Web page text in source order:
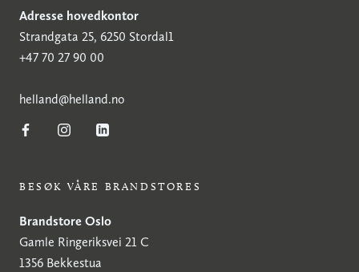
Adresse hovedkontor
Strandgata 25, 6250 Stordal1
+47 70 27 90 00
helland@helland.no
BESØK VÅRE BRANDSTORES
Brandstore Oslo
Gamle Ringeriksvei 21 C
1356 Bekkestua